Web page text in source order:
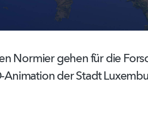
Normier gehen für die
Animation der Stadt